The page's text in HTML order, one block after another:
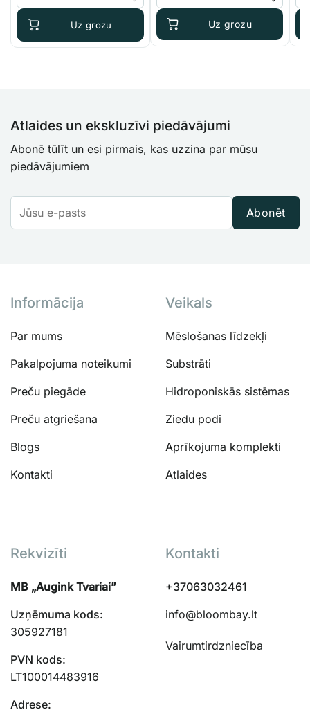
Uz grozu Uz grozu
Atlaides un ekskluzīvi piedāvājumi
Abonē tūlīt un esi pirmais, kas uzzina par mūsu
piedāvājumiem
Abonēt
Informācija
Par mums
Pakalpojuma noteikumi
Preču piegāde
Preču atgriešana
Blogs
Kontakti
Veikals
Mēslošanas līdzekļi
Substrāti
Hidroponiskās sistēmas
Ziedu podi
Aprīkojuma komplekti
Atlaides
Rekvizīti
MB „Augink Tvariai”
Uzņēmuma kods:
305927181
PVN kods:
LT100014483916
Adrese:
Kontakti
+37063032461
info@bloombay.lt
Vairumtirdzniecība